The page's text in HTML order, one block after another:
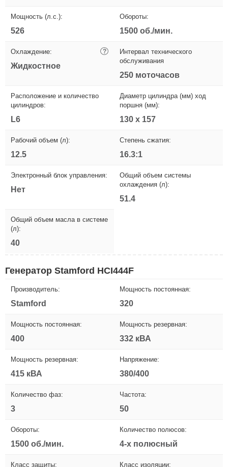
Мощность (л.с.):
526
Обороты:
1500 об./мин.
Охлаждение: ?
Жидкостное
Интервал технического
обслуживания
250 моточасов
Расположение и количество
цилиндров:
L6
Диаметр цилиндра (мм) ход
поршня (мм):
130 x 157
Рабочий объем (л):
12.5
Степень сжатия:
16.3:1
Электронный блок управления:
Нет
Общий объем системы
охлаждения (л):
51.4
Общий объем масла в системе
(л):
40
Генератор Stamford HCI444F
Производитель:
Stamford
Мощность постоянная:
320
Мощность постоянная:
400
Мощность резервная:
332 кВА
Мощность резервная:
415 кВА
Напряжение:
380/400
Количество фаз:
3
Частота:
50
Обороты:
1500 об./мин.
Количество полюсов:
4-х полюсный
Класс защиты: Класс изоляции: